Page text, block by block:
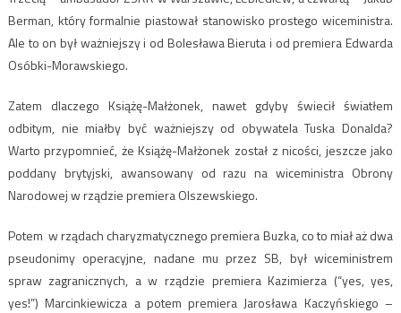
Berman, który formalnie piastował stanowisko prostego wiceministra.
Ale to on był ważniejszy i od Bolesława Bieruta i od premiera Edwarda
Osóbki-Morawskiego.
Zatem dlaczego Książę-Małżonek, nawet gdyby świecił światłem
odbitym, nie miałby być ważniejszy od obywatela Tuska Donalda?
Warto przypomnieć, że Książę-Małżonek został z nicości, jeszcze jako
poddany brytyjski, awansowany od razu na wiceministra Obrony
Narodowej w rządzie premiera Olszewskiego.
Potem w rządach charyzmatycznego premiera Buzka, co to miał aż dwa
pseudonimy operacyjne, nadane mu przez SB, był wiceministrem
spraw zagranicznych, a w rządzie premiera Kazimierza (“yes, yes,
yes!”) Marcinkiewicza a potem premiera Jarosława Kaczyńskiego –